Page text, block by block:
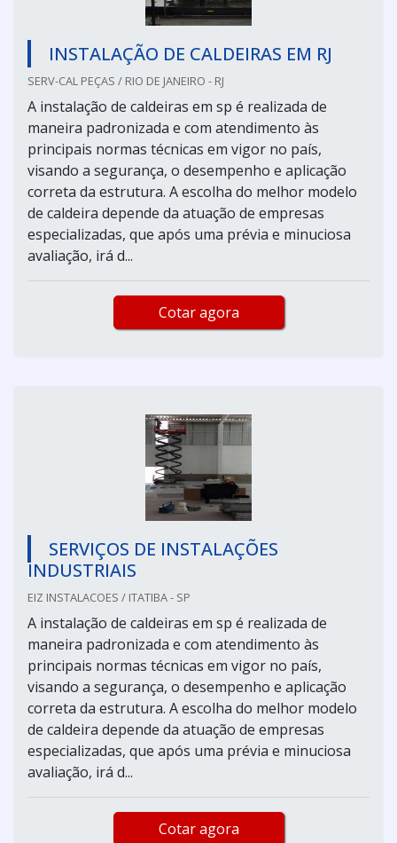
INSTALAÇÃO DE CALDEIRAS EM RJ
SERV-CAL PEÇAS / RIO DE JANEIRO - RJ
A instalação de caldeiras em sp é realizada de
maneira padronizada e com atendimento às
principais normas técnicas em vigor no país,
visando a segurança, o desempenho e aplicação
correta da estrutura. A escolha do melhor modelo
de caldeira depende da atuação de empresas
especializadas, que após uma prévia e minuciosa
avaliação, irá d...
Cotar agora
SERVIÇOS DE INSTALAÇÕES
INDUSTRIAIS
EIZ INSTALACOES / ITATIBA - SP
A instalação de caldeiras em sp é realizada de
maneira padronizada e com atendimento às
principais normas técnicas em vigor no país,
visando a segurança, o desempenho e aplicação
correta da estrutura. A escolha do melhor modelo
de caldeira depende da atuação de empresas
especializadas, que após uma prévia e minuciosa
avaliação, irá d...
Cotar agora